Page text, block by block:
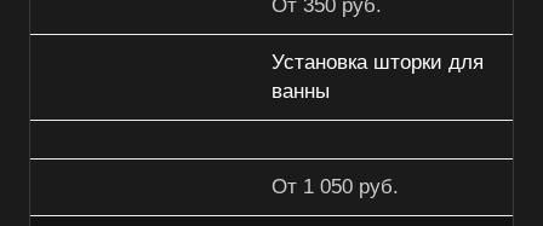
От 350 руб.
Установка шторки для
ванны
От 1 050 руб.